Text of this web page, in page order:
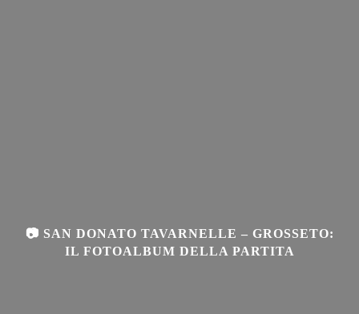
📷 SAN DONATO TAVARNELLE – GROSSETO:
IL FOTOALBUM DELLA PARTITA